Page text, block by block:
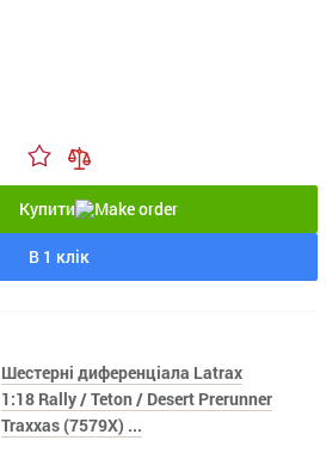
Купити
В 1 клік
Шестерні диференціала Latrax
1:18 Rally / Teton / Desert Prerunner
Traxxas (7579X) ...